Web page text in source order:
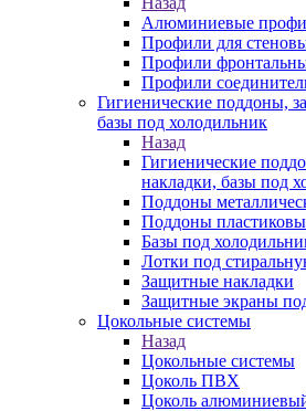
Алюминиевые
Профили для
Профили
Профили
Гигиенические поддоны,
базы под холодильник
Назад
Гигиенические
накладки, базы под
Поддоны
Поддоны
Базы под
Лотки под
Защитные накладки
Защитные экраны
Цокольные системы
Назад
Цокольные системы
Цоколь ПВХ
Цоколь